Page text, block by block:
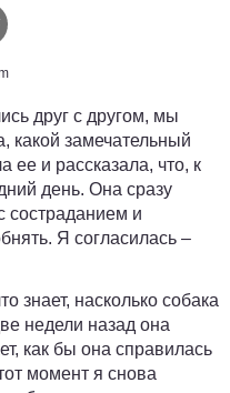
друг с другом, мы
какой замечательный
ее и рассказала, что, к
день. Она сразу
состраданием и
Я согласилась –
знает, насколько собака
недели назад она
как бы она справилась
момент я снова